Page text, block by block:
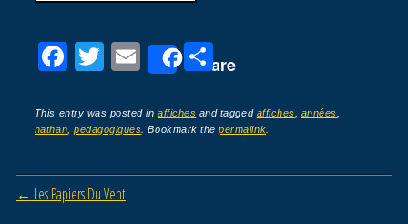
F
c
e
b
o
T
tt
er
E
ail
Share
P
ta
g
er
This entry was posted inaffiches and tagged affiches années
nathan ,pedagogiques . Bookmark thepermalink
Post navigation
← Les Papiers Du Vent